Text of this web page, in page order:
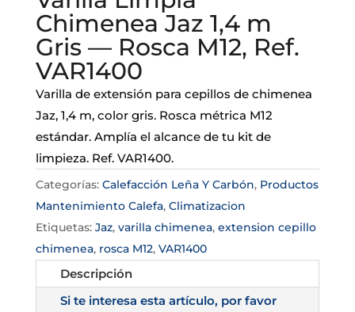
Chimenea Jaz 1,4 m
Gris — Rosca M12, Ref.
VAR1400
Varilla de extensión para cepillos de chimenea
Jaz, 1,4 m, color gris. Rosca métrica M12
estándar. Amplía el alcance de tu kit de
limpieza. Ref. VAR1400.
Categorías: Calefacción Leña Y Carbón, Productos
Mantenimiento Calefa, Climatizacion
Etiquetas: Jaz, varilla chimenea, extension cepillo
chimenea, rosca M12, VAR1400
Descripción
Si te interesa esta artículo, por favor